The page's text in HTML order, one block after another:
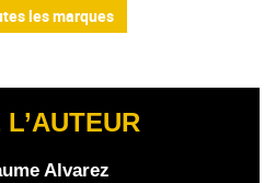
les marques
Alvarez